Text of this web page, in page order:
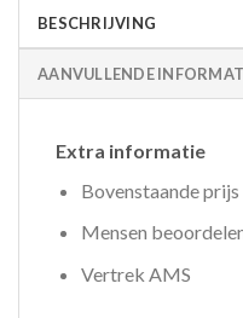
BESCHRIJVING
AANVULLENDE
Extra informatie
Bovenstaande prijs
Mensen
Vertrek AMS